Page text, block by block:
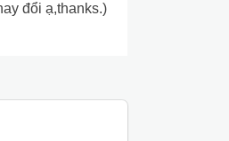
đổi ạ,thanks.)